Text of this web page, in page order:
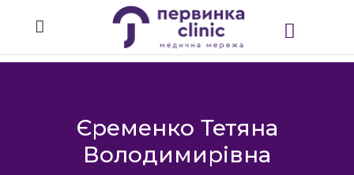
Єременко Тетяна
Володимирівна